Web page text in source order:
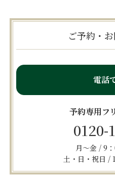
ご予約・
電話
予約専用フ
0120-
月～金 / 9
土・日・祝日 /